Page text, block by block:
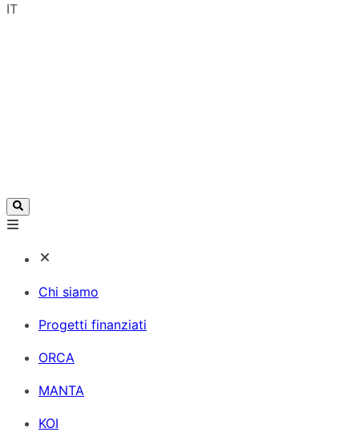
IT
Chi siamo
Progetti finanziati
ORCA
MANTA
KOI